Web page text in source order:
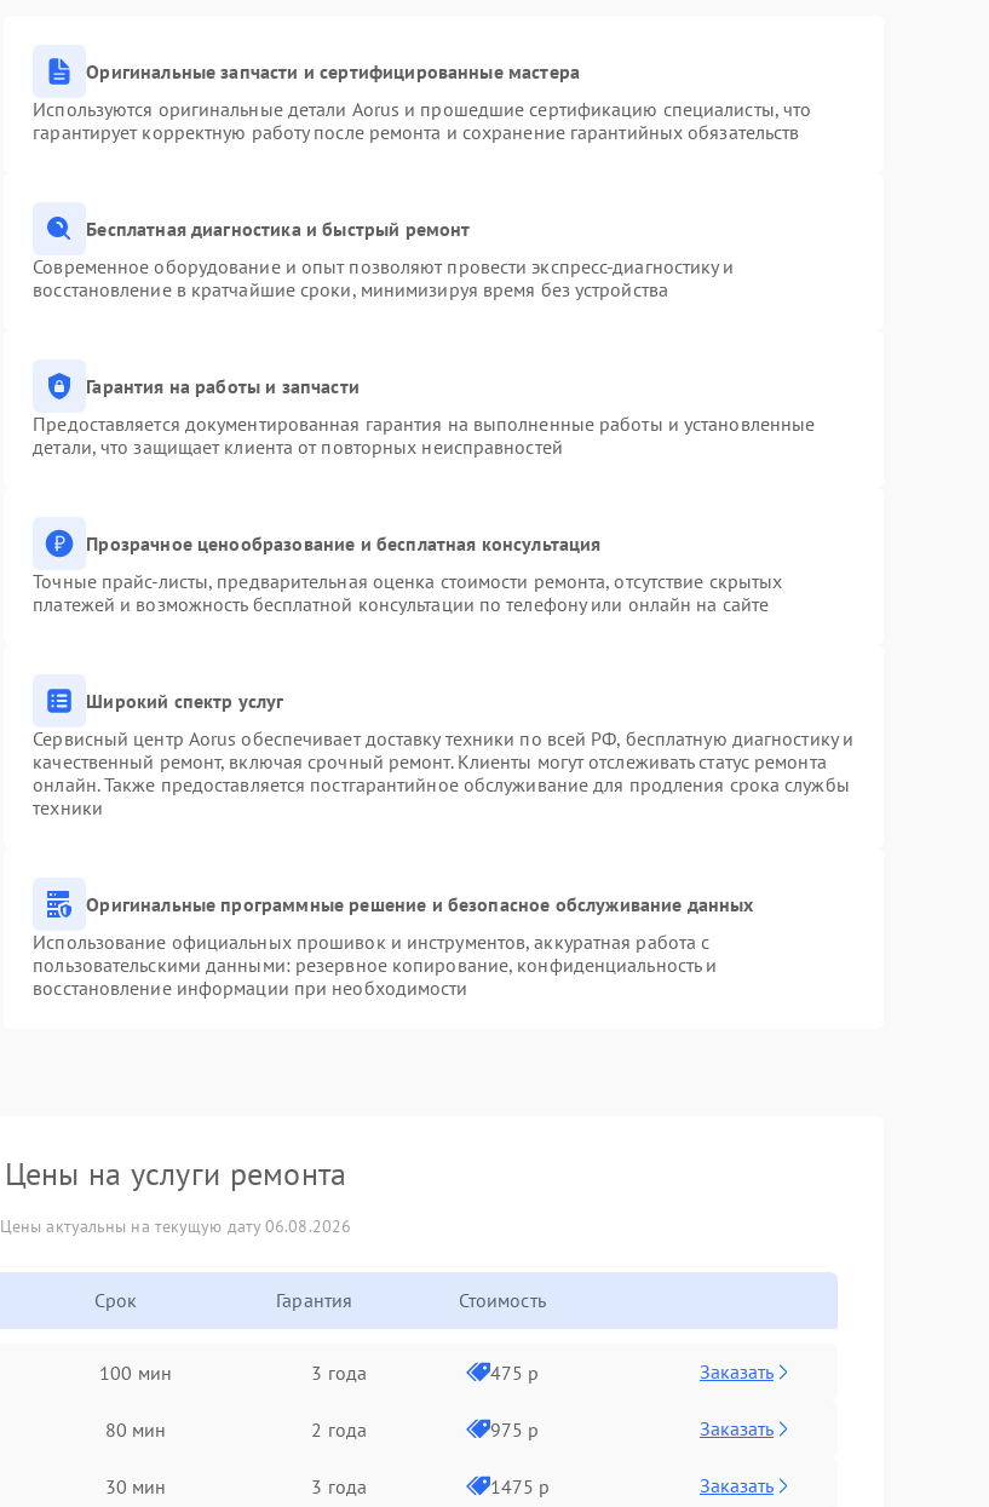
Оригинальные запчасти и сертифицированные мастера
Используются оригинальные детали Aorus и прошедшие сертификацию специалисты, что
гарантирует корректную работу после ремонта и сохранение гарантийных обязательств
Бесплатная диагностика и быстрый ремонт
Современное оборудование и опыт позволяют провести экспресс-диагностику и
восстановление в кратчайшие сроки, минимизируя время без устройства
Гарантия на работы и запчасти
Предоставляется документированная гарантия на выполненные работы и установленные
детали, что защищает клиента от повторных неисправностей
Прозрачное ценообразование и бесплатная консультация
Точные прайс-листы, предварительная оценка стоимости ремонта, отсутствие скрытых
платежей и возможность бесплатной консультации по телефону или онлайн на сайте
Широкий спектр услуг
Сервисный центр Aorus обеспечивает доставку техники по всей РФ, бесплатную диагностику и
качественный ремонт, включая срочный ремонт. Клиенты могут отслеживать статус ремонта
онлайн. Также предоставляется постгарантийное обслуживание для продления срока службы
техники
Оригинальные программные решение и безопасное обслуживание данных
Использование официальных прошивок и инструментов, аккуратная работа с
пользовательскими данными: резервное копирование, конфиденциальность и
восстановление информации при необходимости
Цены на услуги ремонта
Цены актуальны на текущую дату 06.08.2026
Срок Гарантия Стоимость
100 мин 3 года 475 р Заказать
80 мин 2 года 975 р Заказать
30 мин 3 года 1475 р Заказать